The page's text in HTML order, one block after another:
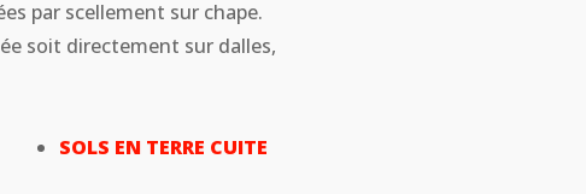
par scellement sur chape.
soit directement sur dalles,
SOLS EN TERRE CUITE